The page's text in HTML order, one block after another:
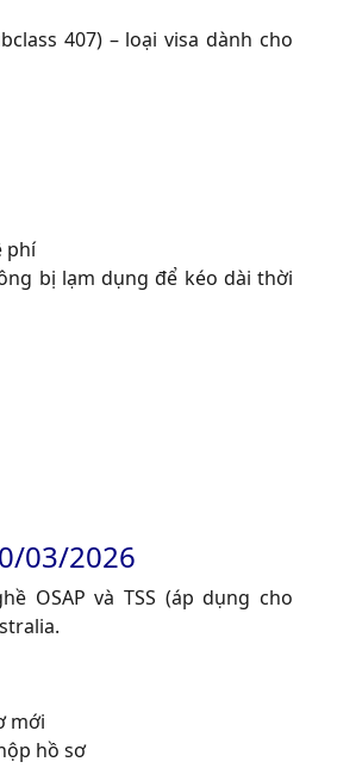
407) – loại visa dành cho
phí
bị lạm dụng để kéo dài thời
03/2026
OSAP và TSS (áp dụng cho
mới
hồ sơ